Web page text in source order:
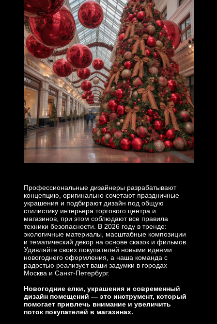
Профессиональные дизайнеры разрабатывают
концепцию, оригинально сочетают праздничные
украшения и подбирают дизайн под общую
стилистику интерьера торгового центра и
магазинов, при этом соблюдают все правила
техники безопасности. В 2026 году в тренде:
экологичные материалы, масштабные композиции
и тематический декор на основе сказок и фильмов.
Удивляйте своих покупателей новыми идеями
новогоднего оформления, а наша команда с
радостью реализует ваши задумки в городах
Москва и Санкт-Петербург.
Новогодние елки, украшения и современный
дизайн помещений — это инструмент, который
помогает привлечь внимание и увеличить
поток покупателей в магазинах.